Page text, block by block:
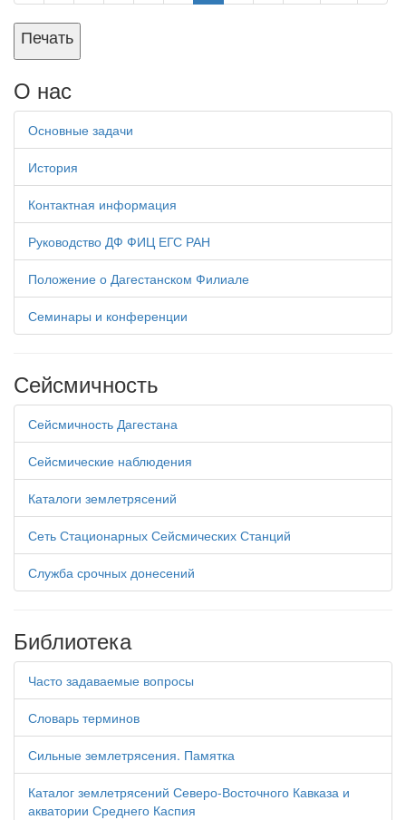
Печать
О нас
Основные задачи
История
Контактная информация
Руководство ДФ ФИЦ ЕГС РАН
Положение о Дагестанском Филиале
Семинары и конференции
Сейсмичность
Сейсмичность Дагестана
Сейсмические наблюдения
Каталоги землетрясений
Сеть Стационарных Сейсмических Станций
Служба срочных донесений
Библиотека
Часто задаваемые вопросы
Словарь терминов
Сильные землетрясения. Памятка
Каталог землетрясений Северо-Восточного Кавказа и
акватории Среднего Каспия